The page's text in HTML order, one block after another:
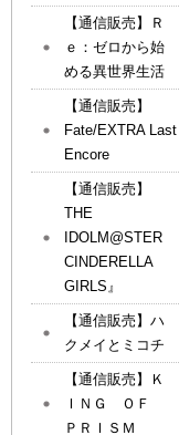
【通信販売】Ｒ
ｅ：ゼロから始
める異世界生活
【通信販売】
Fate/EXTRA Last
Encore
【通信販売】
THE
IDOLM@STER
CINDERELLA
GIRLS』
【通信販売】ハ
クメイとミコチ
【通信販売】Ｋ
ＩＮＧ ＯＦ
ＰＲＩＳＭ